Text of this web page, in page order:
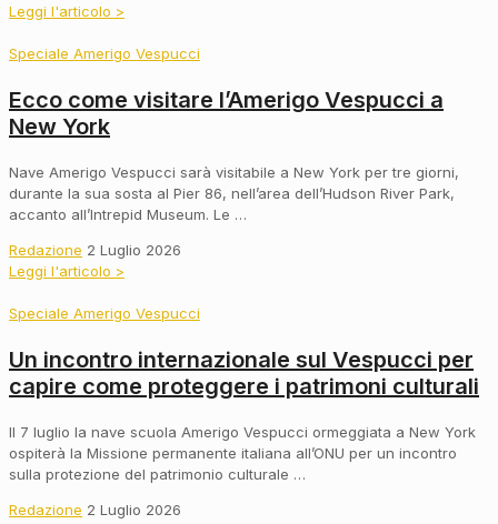
Leggi l'articolo >
Speciale Amerigo Vespucci
Ecco come visitare l’Amerigo Vespucci a
New York
Nave Amerigo Vespucci sarà visitabile a New York per tre giorni,
durante la sua sosta al Pier 86, nell’area dell’Hudson River Park,
accanto all’Intrepid Museum. Le …
Redazione 2 Luglio 2026
Leggi l'articolo >
Speciale Amerigo Vespucci
Un incontro internazionale sul Vespucci per
capire come proteggere i patrimoni culturali
Il 7 luglio la nave scuola Amerigo Vespucci ormeggiata a New York
ospiterà la Missione permanente italiana all’ONU per un incontro
sulla protezione del patrimonio culturale …
Redazione 2 Luglio 2026